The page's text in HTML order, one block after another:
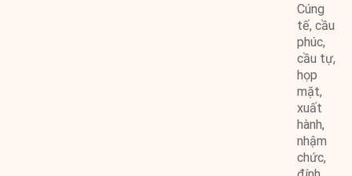
Cúng
tế, cầu
phúc,
cầu tự,
họp
mặt,
xuất
hành,
nhậm
chức,